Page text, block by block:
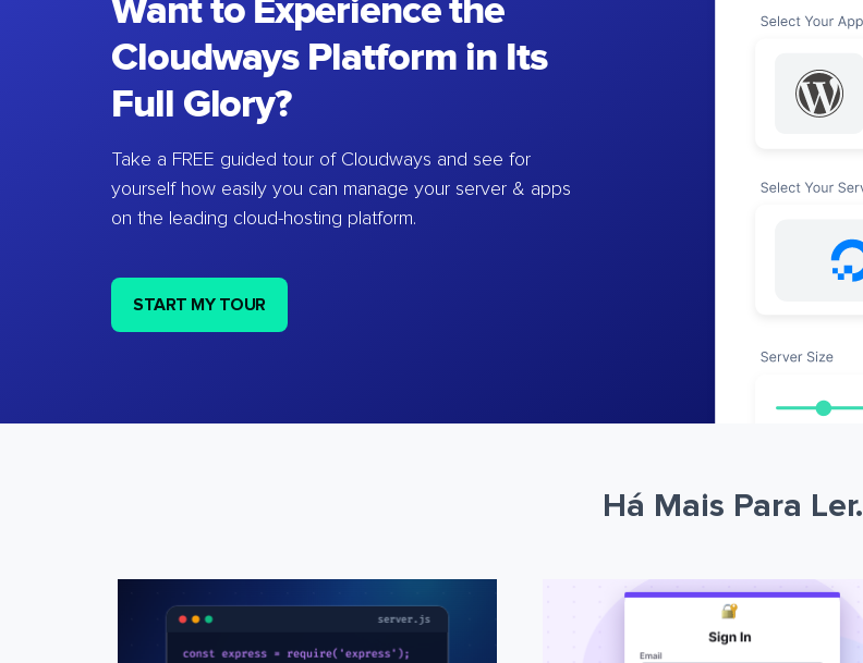
Want to Experience the
Cloudways Platform in Its
Full Glory?
Take a FREE guided tour of Cloudways and see for
yourself how easily you can manage your server & apps
on the leading cloud-hosting platform.
START MY TOUR
Há Mais Para Ler.